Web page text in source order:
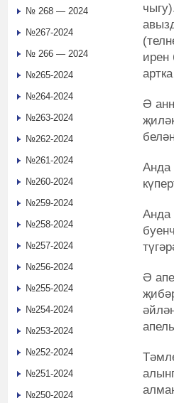
ирен
Ә
Анда
Анда
Ә
№ 268 — 2024
№267-2024
№ 266 — 2024
№265-2024
№264-2024
№263-2024
№262-2024
№261-2024
№260-2024
№259-2024
№258-2024
№257-2024
№256-2024
№255-2024
№254-2024
№253-2024
№252-2024
№251-2024
№250-2024